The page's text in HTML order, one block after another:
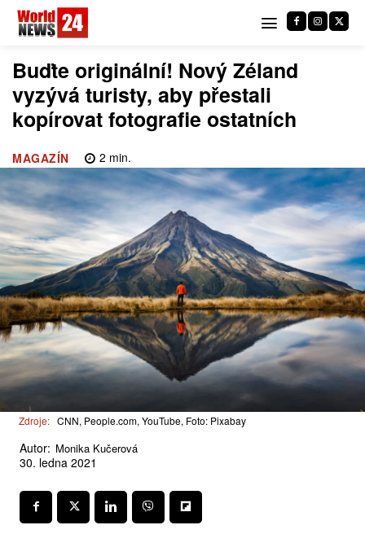
Buďte originální! Nový Zéland
vyzývá turisty, aby přestali
kopírovat fotografie ostatních
MAGAZÍN 2 min.
Zdroje: CNN, People.com, YouTube, Foto: Pixabay
Autor: Monika Kučerová
30. ledna 2021